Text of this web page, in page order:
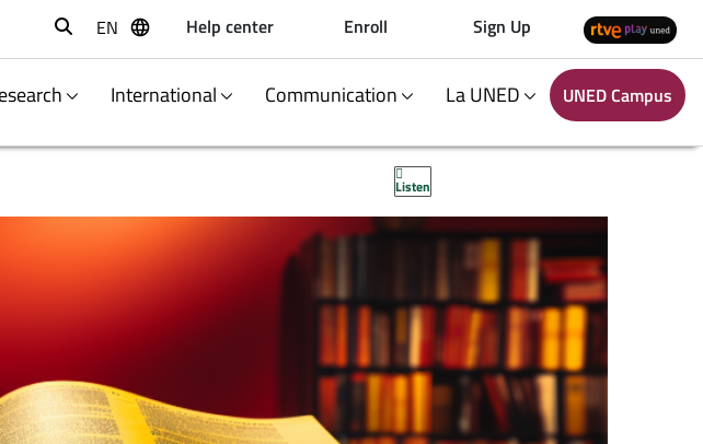
Buscar
EN Help center Enroll Sign Up
International Communication La UNED UNED Campus
Listen